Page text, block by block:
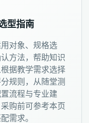
型指南
对象、规格选
方法，帮助知识
据教学需求选择
规则，从随堂测
流程与专业建
购前可参考本页
需求。